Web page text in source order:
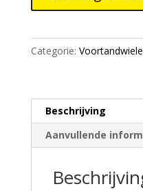
BCD
7075/T6
aantal
Categorie:
Beschrijving
Aanvullende